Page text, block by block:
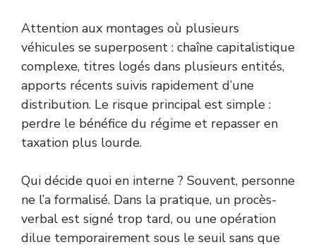
Attention aux montages où plusieurs
véhicules se superposent : chaîne capitalistique
complexe, titres logés dans plusieurs entités,
apports récents suivis rapidement d’une
distribution. Le risque principal est simple :
perdre le bénéfice du régime et repasser en
taxation plus lourde.
Qui décide quoi en interne ? Souvent, personne
ne l’a formalisé. Dans la pratique, un procès-
verbal est signé trop tard, ou une opération
dilue temporairement sous le seuil sans que